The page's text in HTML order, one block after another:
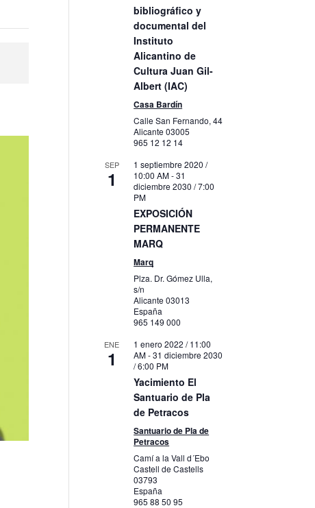
bibliográfico y
documental del
Instituto
Alicantino de
Cultura Juan Gil-
Albert (IAC)
Casa Bardín
Calle San Fernando, 44
Alicante03005
965 12 12 14
SEP
1
1 septiembre 2020 /
10:00 AM-31
diciembre 2030 / 7:00
PM
EXPOSICIÓN
PERMANENTE
MARQ
Marq
Plza. Dr. Gómez Ulla,
s/n
Alicante03013
España
965 149 000
ENE
1
1 enero 2022 / 11:00
AM-31 diciembre 2030
/ 6:00 PM
Yacimiento El
Santuario de Pla
de Petracos
Santuario de Pla de
Petracos
Camí a la Vall d´Ebo
Castell de Castells
03793
España
965 88 50 95